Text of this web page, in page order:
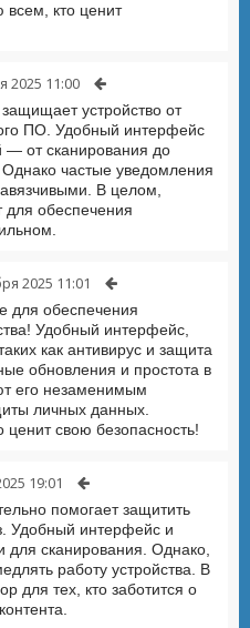
кто ценит
2025 11:00
устройство от
ПО. Удобный интерфейс
— от сканирования до
частые уведомления
В целом,
для обеспечения
2025 11:01
для обеспечения
Удобный интерфейс,
как антивирус и защита
обновления и простота в
его незаменимым
личных данных.
свою безопасность!
19:01
помогает защитить
Удобный интерфейс и
для сканирования. Однако,
работу устройства. В
для тех, кто заботится о